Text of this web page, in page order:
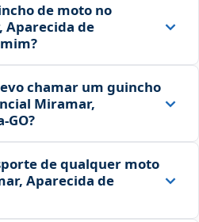
de moto no
Aparecida de
chamar um guincho
Miramar,
de qualquer moto
Aparecida de